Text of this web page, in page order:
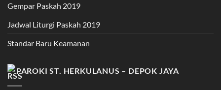
Gempar Paskah 2019
Jadwal Liturgi Paskah 2019
Standar Baru Keamanan
PAROKI ST. HERKULANUS – DEPOK JAYA